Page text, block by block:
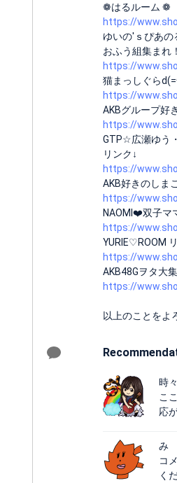
❁ はるルーム ❁
https://
ゆいの'ｓぴあの
おふう組集まれ
https://
猫まっしぐら
https://
AKBグループ好
https://
GTP☆広瀬ゆう
リンク↓
https://
AKB好きのしま
https://
NAOMI❤️双子マ
https://
YURIE♡ROOM
https://
AKB48Gヲタ大
https://
以上のことをよ
時
こ
応
み
コ
く